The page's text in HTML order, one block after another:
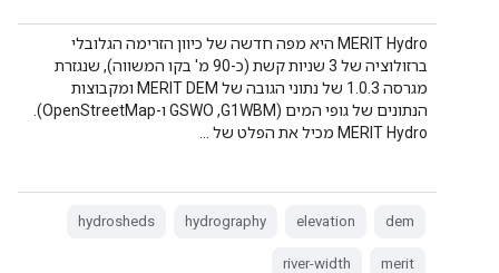
‫MERIT Hydro היא מפה חדשה של כיוון הזרימה הגלובלי
ברזולוציה של 3 שניות קשת (כ-90 מ' בקו המשווה), שנגזרת
מגרסה 1.0.3 של נתוני הגובה של MERIT DEM ומקבוצות
הנתונים של גופי המים (G1WBM,‏ GSWO ו-OpenStreetMap).
‫MERIT Hydro מכיל את הפלט של …
dem
elevation
hydrography
hydrosheds
merit
river-width